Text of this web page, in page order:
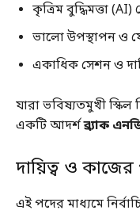
কৃত্রিম বুদ্ধিমত্তা
ভালো উপস্থাপন ও
একাধিক সেশন ও
যারা ভবিষ্যতমুখী
একটি আদর্শব্র্যাক
দায়িত্ব ও কাজের
এই পদের মাধ্যমে